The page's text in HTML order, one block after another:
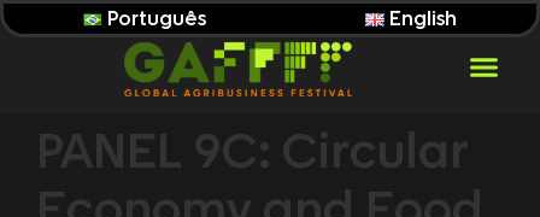
Português English
PANEL 9C: Circular